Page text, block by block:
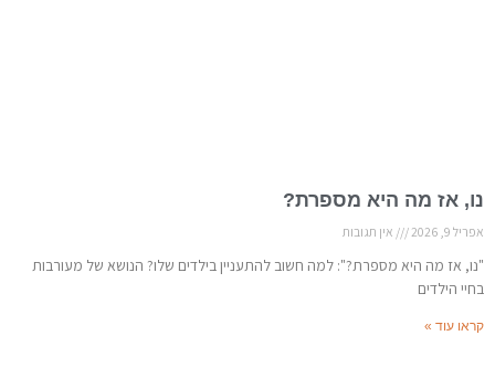
נו, אז מה היא מספרת?
אפריל 9, 2026 אין תגובות
"נו, אז מה היא מספרת?": למה חשוב להתעניין בילדים שלו? הנושא של מעורבות
בחיי הילדים
קראו עוד »